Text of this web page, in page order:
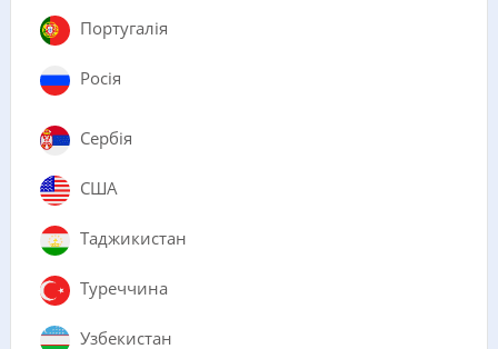
Португалія
Росія
Сербія
США
Таджикистан
Туреччина
Узбекистан